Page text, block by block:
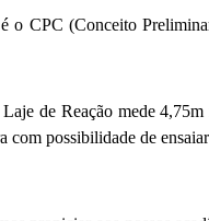
o CPC (Conceito
de Reação mede
com possibilidade de